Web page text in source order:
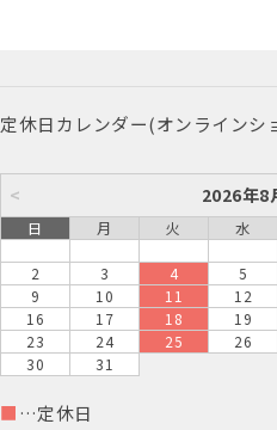
定休日カレンダー(オンラインシ
< 2026年8
日 月 火 水
2
3 4 5
9
10 11 12
16
17 18 19
23
24 25 26
30
31
■ …定休日